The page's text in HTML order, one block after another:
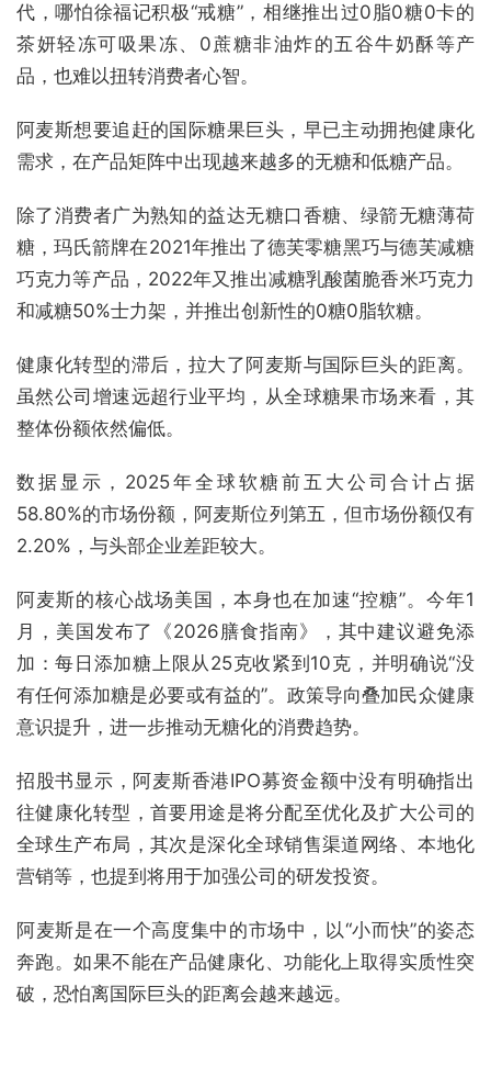
代，哪怕徐福记积极“戒糖”，相继推出过0脂0糖0卡的
茶妍轻冻可吸果冻、0蔗糖非油炸的五谷牛奶酥等产
品，也难以扭转消费者心智。
阿麦斯想要追赶的国际糖果巨头，早已主动拥抱健康化
需求，在产品矩阵中出现越来越多的无糖和低糖产品。
除了消费者广为熟知的益达无糖口香糖、绿箭无糖薄荷
糖，玛氏箭牌在2021年推出了德芙零糖黑巧与德芙减糖
巧克力等产品，2022年又推出减糖乳酸菌脆香米巧克力
和减糖50%士力架，并推出创新性的0糖0脂软糖。
健康化转型的滞后，拉大了阿麦斯与国际巨头的距离。
虽然公司增速远超行业平均，从全球糖果市场来看，其
整体份额依然偏低。
数据显示，2025年全球软糖前五大公司合计占据
58.80%的市场份额，阿麦斯位列第五，但市场份额仅有
2.20%，与头部企业差距较大。
阿麦斯的核心战场美国，本身也在加速“控糖”。今年1
月，美国发布了《2026膳食指南》，其中建议避免添
加：每日添加糖上限从25克收紧到10克，并明确说“没
有任何添加糖是必要或有益的”。政策导向叠加民众健康
意识提升，进一步推动无糖化的消费趋势。
招股书显示，阿麦斯香港IPO募资金额中没有明确指出
往健康化转型，首要用途是将分配至优化及扩大公司的
全球生产布局，其次是深化全球销售渠道网络、本地化
营销等，也提到将用于加强公司的研发投资。
阿麦斯是在一个高度集中的市场中，以“小而快”的姿态
奔跑。如果不能在产品健康化、功能化上取得实质性突
破，恐怕离国际巨头的距离会越来越远。